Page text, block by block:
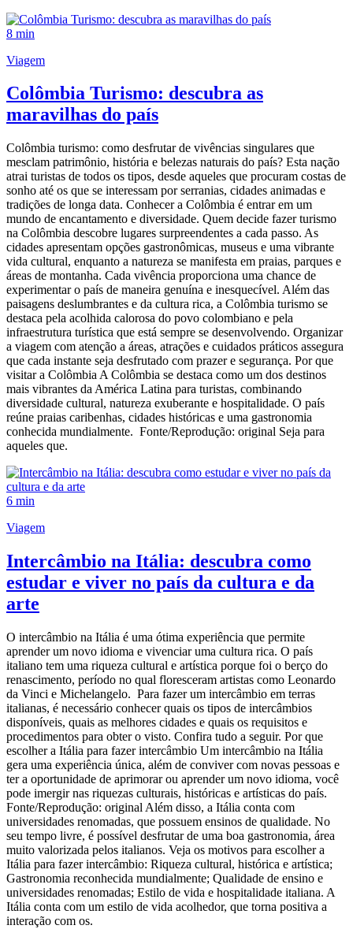
8 min
Viagem
Colômbia Turismo: descubra as
maravilhas do país
Colômbia turismo: como desfrutar de vivências singulares que
mesclam patrimônio, história e belezas naturais do país? Esta nação
atrai turistas de todos os tipos, desde aqueles que procuram costas de
sonho até os que se interessam por serranias, cidades animadas e
tradições de longa data. Conhecer a Colômbia é entrar em um
mundo de encantamento e diversidade. Quem decide fazer turismo
na Colômbia descobre lugares surpreendentes a cada passo. As
cidades apresentam opções gastronômicas, museus e uma vibrante
vida cultural, enquanto a natureza se manifesta em praias, parques e
áreas de montanha. Cada vivência proporciona uma chance de
experimentar o país de maneira genuína e inesquecível. Além das
paisagens deslumbrantes e da cultura rica, a Colômbia turismo se
destaca pela acolhida calorosa do povo colombiano e pela
infraestrutura turística que está sempre se desenvolvendo. Organizar
a viagem com atenção a áreas, atrações e cuidados práticos assegura
que cada instante seja desfrutado com prazer e segurança. Por que
visitar a Colômbia A Colômbia se destaca como um dos destinos
mais vibrantes da América Latina para turistas, combinando
diversidade cultural, natureza exuberante e hospitalidade. O país
reúne praias caribenhas, cidades históricas e uma gastronomia
conhecida mundialmente. Fonte/Reprodução: original Seja para
aqueles que.
6 min
Viagem
Intercâmbio na Itália: descubra como
estudar e viver no país da cultura e da
arte
O intercâmbio na Itália é uma ótima experiência que permite
aprender um novo idioma e vivenciar uma cultura rica. O país
italiano tem uma riqueza cultural e artística porque foi o berço do
renascimento, período no qual floresceram artistas como Leonardo
da Vinci e Michelangelo. Para fazer um intercâmbio em terras
italianas, é necessário conhecer quais os tipos de intercâmbios
disponíveis, quais as melhores cidades e quais os requisitos e
procedimentos para obter o visto. Confira tudo a seguir. Por que
escolher a Itália para fazer intercâmbio Um intercâmbio na Itália
gera uma experiência única, além de conviver com novas pessoas e
ter a oportunidade de aprimorar ou aprender um novo idioma, você
pode imergir nas riquezas culturais, históricas e artísticas do país.
Fonte/Reprodução: original Além disso, a Itália conta com
universidades renomadas, que possuem ensinos de qualidade. No
seu tempo livre, é possível desfrutar de uma boa gastronomia, área
muito valorizada pelos italianos. Veja os motivos para escolher a
Itália para fazer intercâmbio: Riqueza cultural, histórica e artística;
Gastronomia reconhecida mundialmente; Qualidade de ensino e
universidades renomadas; Estilo de vida e hospitalidade italiana. A
Itália conta com um estilo de vida acolhedor, que torna positiva a
interação com os.